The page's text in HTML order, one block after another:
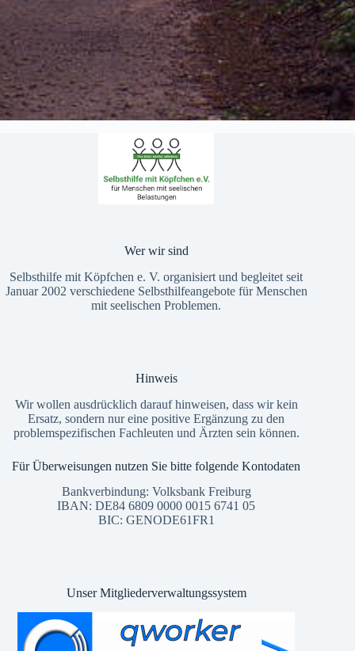
Wer wir sind
Selbsthilfe mit Köpfchen e. V. organisiert und begleitet seit
Januar 2002 verschiedene Selbsthilfeangebote für Menschen
mit seelischen Problemen.
Hinweis
Wir wollen ausdrücklich darauf hinweisen, dass wir kein
Ersatz, sondern nur eine positive Ergänzung zu den
problemspezifischen Fachleuten und Ärzten sein können.
Für Überweisungen nutzen Sie bitte folgende Kontodaten
Bankverbindung: Volksbank Freiburg
IBAN: DE84 6809 0000 0015 6741 05
BIC: GENODE61FR1
Unser Mitgliederverwaltungssystem